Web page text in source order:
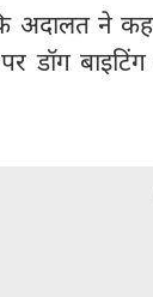
अदालत ने
डॉग